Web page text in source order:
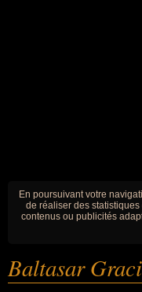
En poursuivant votre
de réaliser des
contenus ou publicités
Baltasar